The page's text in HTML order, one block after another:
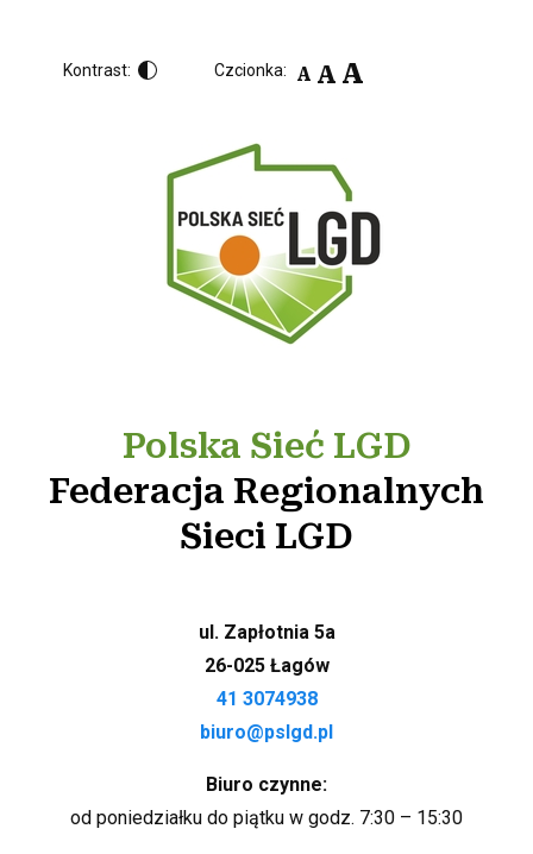
Kontrast: Czcionka: A A A
Polska Sieć LGD
Federacja Regionalnych
Sieci LGD
ul. Zapłotnia 5a
26-025 Łagów
41 3074938
biuro@pslgd.pl
Biuro czynne:
od poniedziałku do piątku w godz. 7:30 – 15:30